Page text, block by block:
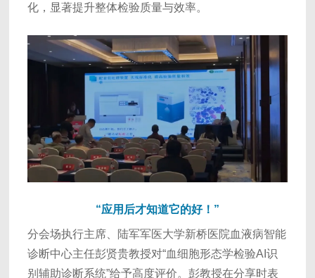
化，显著提升整体检验质量与效率。
“应用后才知道它的好！”
分会场执行主席、陆军军医大学新桥医院血液病智能
诊断中心主任彭贤贵教授对“血细胞形态学检验AI识
别辅助诊断系统”给予高度评价。彭教授在分享时表